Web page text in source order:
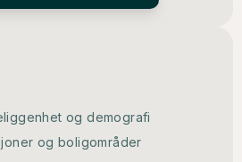
og demografi
og boligområder